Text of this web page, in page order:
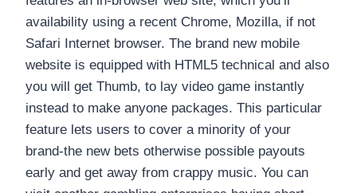
availability using a recent Chrome, Mozilla, if not
Safari Internet browser. The brand new mobile
website is equipped with HTML5 technical and also
you will get Thumb, to lay video game instantly
instead to make anyone packages. This particular
feature lets users to cover a minority of your
brand-the new bets otherwise possible payouts
early and get away from crappy music. You can